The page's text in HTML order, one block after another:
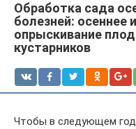
Обработка сада
болезней: осеннее
опрыскивание
кустарников
Чтобы в следующем